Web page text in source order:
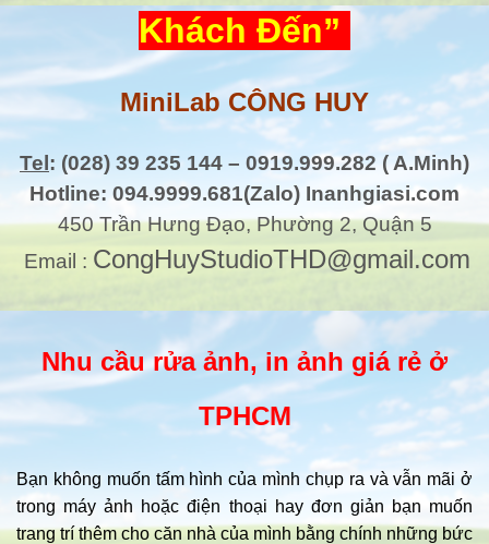
Khách Đến”
MiniLab CÔNG HUY
Tel : (028) 39 235 144 – 0919.999.282 ( A.Minh)
Hotline: 094.9999.681(Zalo) Inanhgiasi.com
450 Trần Hưng Đạo, Phường 2, Quận 5
Email : CongHuyStudioTHD@gmail.com
Nhu cầu rửa ảnh, in ảnh giá rẻ ở
TPHCM
Bạn không muốn tấm hình của mình chụp ra và vẫn mãi ở
trong máy ảnh hoặc điện thoại hay đơn giản bạn muốn
trang trí thêm cho căn nhà của mình bằng chính những bức